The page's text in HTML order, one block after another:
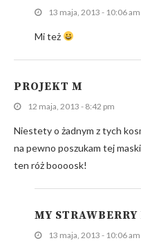
13 maja, 2013 - 10:06 am
Mi też
PROJEKT M
12 maja, 2013 - 8:42 pm
Niestety o żadnym z tych
na pewno poszukam tej
ten róż boooosk!
MY
13 maja, 2013 - 10:06 am